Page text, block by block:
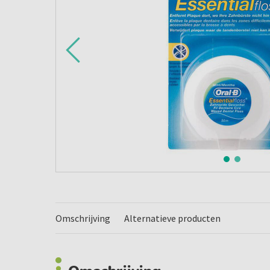
Omschrijving Alternatieve producten